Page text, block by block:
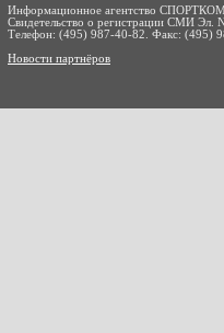
Информационное агентство
Свидетельство о регистрации СМИ Эл.
Телефон: (495) 987-40-82. Факс: (495)
Новости партнёров